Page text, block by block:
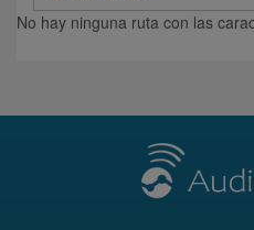
No hay ninguna ruta con las